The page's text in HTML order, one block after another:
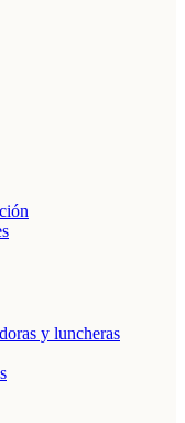
y luncheras